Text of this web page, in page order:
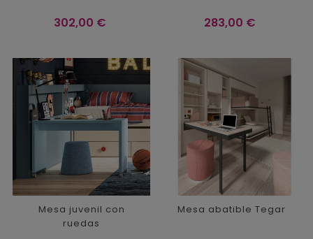
Precio
302,00 € Precio
283,00 €
Mesa juvenil con
ruedas
Mesa abatible Tegar